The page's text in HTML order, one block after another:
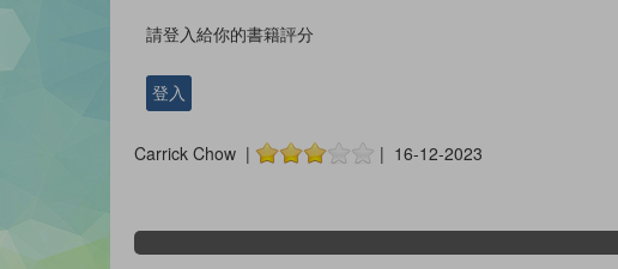
請登入給你的書籍評分
登入
Carrick Chow | | 16-12-2023